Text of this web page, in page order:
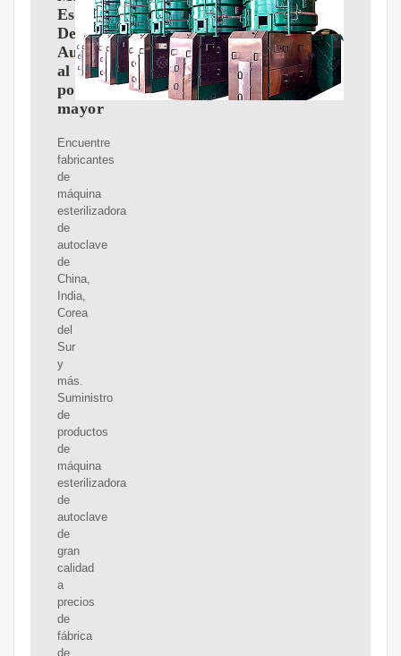
Esterilizadora
De
Autoclave
al
por
mayor
Encuentre
fabricantes
de
máquina
esterilizadora
de
autoclave
de
China,
India,
Corea
del
Sur
y
más.
Suministro
de
productos
de
máquina
esterilizadora
de
autoclave
de
gran
calidad
a
precios
de
fábrica
de